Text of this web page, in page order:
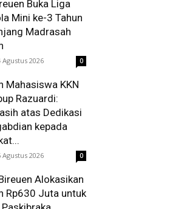
Buka Liga
Mini ke-3 Tahun
Madrasah
Agustus 2026 0
Mahasiswa KKN
Razuardi:
atas Dedikasi
kepada
Agustus 2026 0
Alokasikan
Rp630 Juta untuk